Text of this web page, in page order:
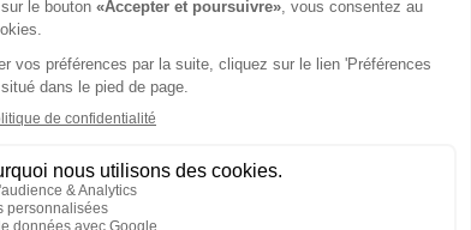
Ascenseur
Office religieux